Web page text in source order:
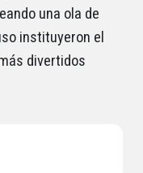
una ola de
instituyeron el
divertidos